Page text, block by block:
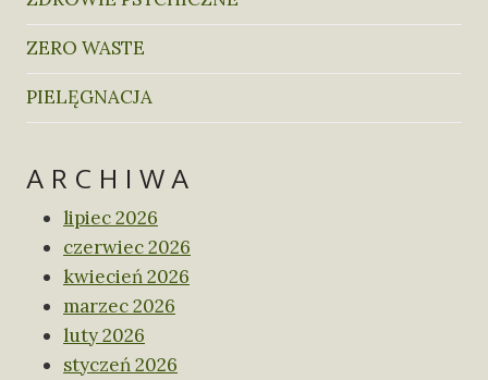
ZERO WASTE
PIELĘGNACJA
ARCHIWA
lipiec 2026
czerwiec 2026
kwiecień 2026
marzec 2026
luty 2026
styczeń 2026